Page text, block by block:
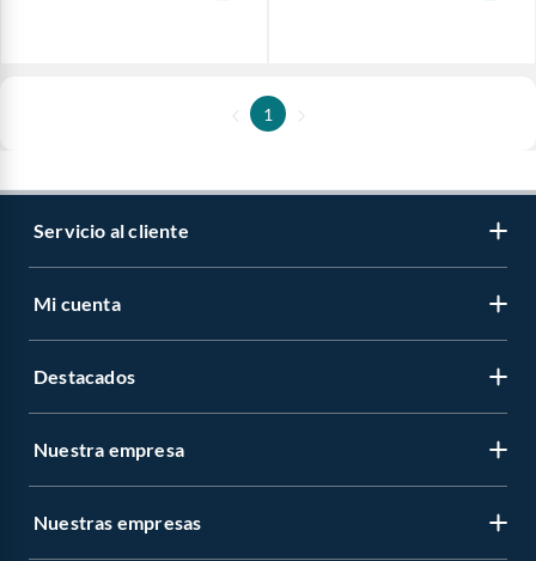
1
Servicio al cliente
Mi cuenta
Destacados
Nuestra empresa
Nuestras empresas